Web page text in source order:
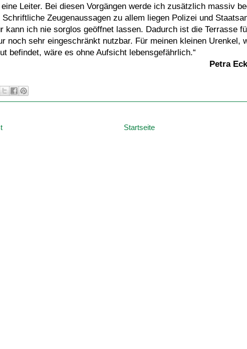
Leiter. Bei diesen Vorgängen werde ich zusätzlich massiv
Zeugenaussagen zu allem liegen Polizei und
kann ich nie sorglos geöffnet lassen. Dadurch ist die Terrasse
noch sehr eingeschränkt nutzbar. Für meinen kleinen Urenkel,
befindet, wäre es ohne Aufsicht lebensgefährlich.“
Petra
Startseite